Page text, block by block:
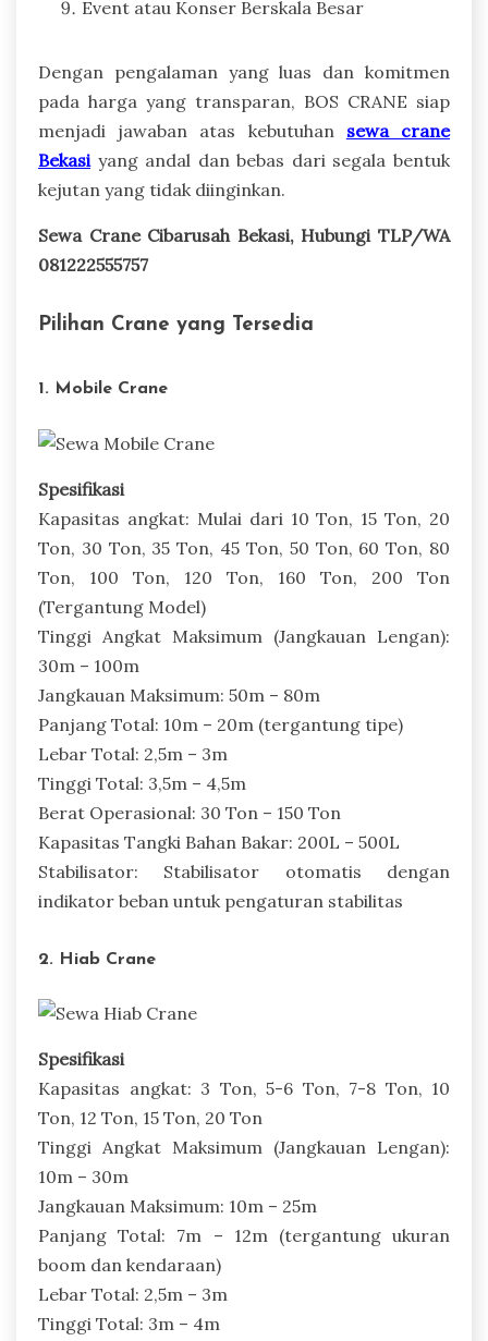
Event atau Konser Berskala Besar
Dengan pengalaman yang luas dan komitmen
pada harga yang transparan, BOS CRANE siap
menjadi jawaban atas kebutuhan sewa crane
Bekasiyang andal dan bebas dari segala bentuk
kejutan yang tidak diinginkan.
Sewa Crane Cibarusah Bekasi, Hubungi TLP/WA
081222555757
Pilihan Crane yang Tersedia
1. Mobile Crane
Spesifikasi
Kapasitas angkat: Mulai dari 10 Ton, 15 Ton, 20
Ton, 30 Ton, 35 Ton, 45 Ton, 50 Ton, 60 Ton, 80
Ton, 100 Ton, 120 Ton, 160 Ton, 200 Ton
(Tergantung Model)
Tinggi Angkat Maksimum (Jangkauan Lengan):
30m – 100m
Jangkauan Maksimum: 50m – 80m
Panjang Total: 10m – 20m (tergantung tipe)
Lebar Total: 2,5m – 3m
Tinggi Total: 3,5m – 4,5m
Berat Operasional: 30 Ton – 150 Ton
Kapasitas Tangki Bahan Bakar: 200L – 500L
Stabilisator: Stabilisator otomatis dengan
indikator beban untuk pengaturan stabilitas
2. Hiab Crane
Spesifikasi
Kapasitas angkat: 3 Ton, 5-6 Ton, 7-8 Ton, 10
Ton, 12 Ton, 15 Ton, 20 Ton
Tinggi Angkat Maksimum (Jangkauan Lengan):
10m – 30m
Jangkauan Maksimum: 10m – 25m
Panjang Total: 7m – 12m (tergantung ukuran
boom dan kendaraan)
Lebar Total: 2,5m – 3m
Tinggi Total: 3m – 4m